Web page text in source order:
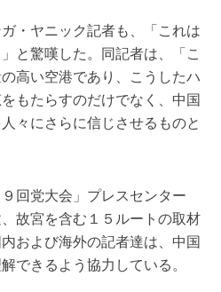
・ヤニック記者も、「これは
と驚嘆した。同記者は、「こ
高い空港であり、こうしたハ
もたらすのだけでなく、中国
々にさらに信じさせるものと
回党大会」プレスセンター
故宮を含む１５ルートの取材
および海外の記者達は、中国
できるよう協力している。